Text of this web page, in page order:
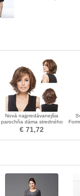
Nová najpredávanejšia
parochňa dáma stredného
veku s krátkym objemom
chemických vlákien AD
€ 71,72